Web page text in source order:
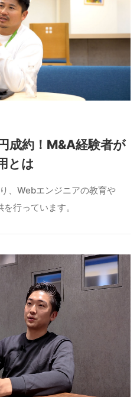
成約！M&A経験者が
とは
、Webエンジニアの教育や
行っています。